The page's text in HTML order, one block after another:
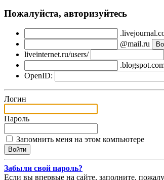
Пожалуйста, авторизуйтесь
@mail.ru
liveinternet.ru/users/
OpenID:
Логин
Пароль
Запомнить меня на этом компьютере
Забыли свой пароль?
Если вы впервые на сайте, заполните,